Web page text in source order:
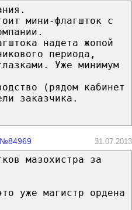
мини-флагшток с
надета жопой
периода,
Уже минимум
(рядом кабинет
заказчика.
№84969 31.07.2013
мазохистра за
уже магистр ордена